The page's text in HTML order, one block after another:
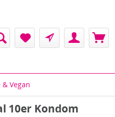
& Vegan
10er Kondom